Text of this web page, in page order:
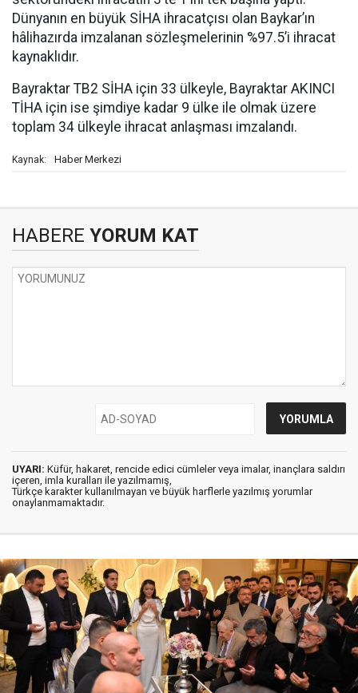
Dünyanın en büyük SİHA ihracatçısı olan Baykar’ın
hâlihazırda imzalanan sözleşmelerinin %97.5’i ihracat
kaynaklıdır.
Bayraktar TB2 SİHA için 33 ülkeyle, Bayraktar AKINCI
TİHA için ise şimdiye kadar 9 ülke ile olmak üzere
toplam 34 ülkeyle ihracat anlaşması imzalandı.
Kaynak: Haber Merkezi
HABERE YORUM KAT
UYARI: Küfür, hakaret, rencide edici cümleler veya imalar, inançlara saldırı
içeren, imla kuralları ile yazılmamış,
Türkçe karakter kullanılmayan ve büyük harflerle yazılmış yorumlar
onaylanmamaktadır.